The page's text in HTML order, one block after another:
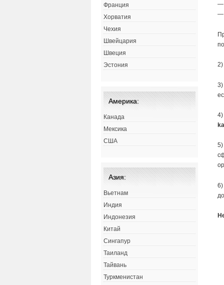
—
—
4)
5)
6)
Франция
Хорватия
Чехия
Швейцария
Швеция
Эстония
Америка:
Канада
Мексика
США
Азия:
Вьетнам
Индия
Индонезия
Китай
Сингапур
Таиланд
Тайвань
Туркменистан